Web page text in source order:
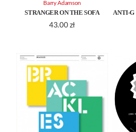
STRANGER ON THE SOFA
43.00 zł
Barry Adamson
ANTI-G